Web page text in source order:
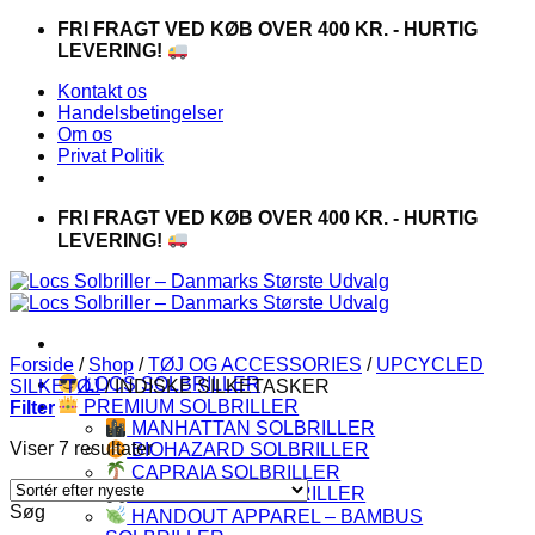
FortsætFRI FRAGT VED KØB OVER 400 KR. - HURTIG
LEVERING!
Kontakt os
Handelsbetingelser
Om os
Privat Politik
FRI FRAGT VED KØB OVER 400 KR. - HURTIG
LEVERING!
LOCS SOLBRILLER
PREMIUM SOLBRILLER
MANHATTAN SOLBRILLER
BIOHAZARD SOLBRILLER
CAPRAIA SOLBRILLER
CHOPPERS SOLBRILLER
HANDOUT APPAREL – BAMBUS
Forside / Shop / TØJ OG ACCESSORIES / UPCYCLED
SILKETØJ /INDISKE SILKETASKER
Filter
Viser 7 resultaterSorteret
efter
Søg